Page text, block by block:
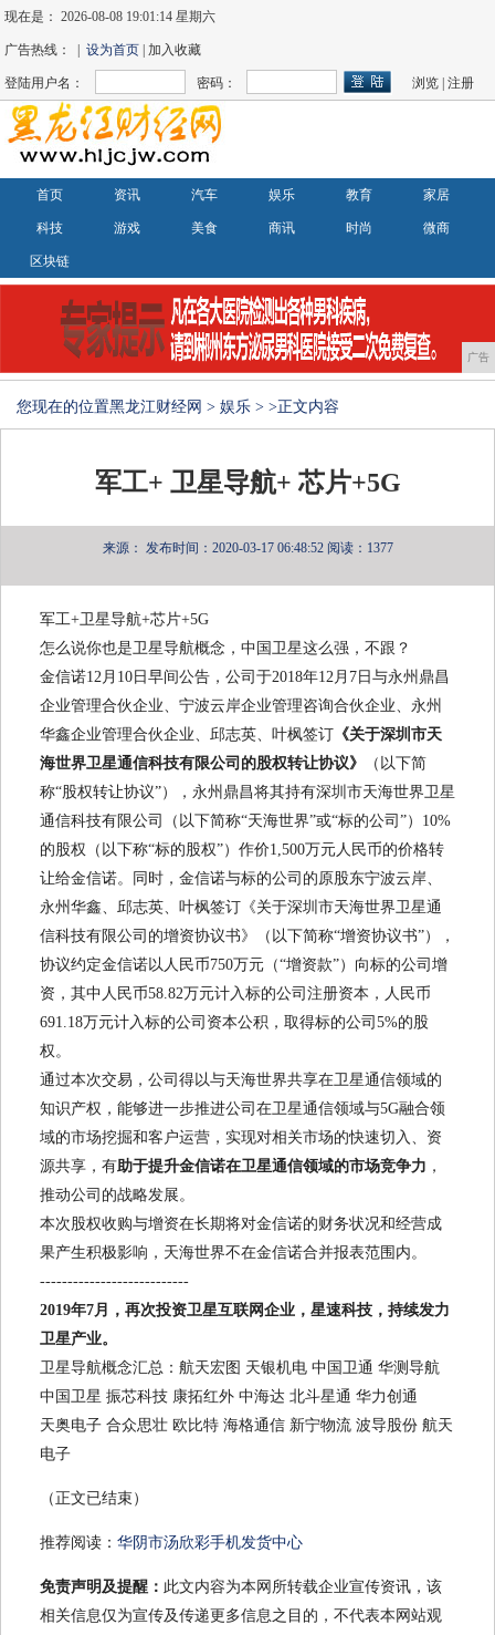
现在是：2026-08-08 19:01:14 星期六
广告热线： |设为首页 | 加入收藏
登陆用户名： 密码： 浏览 |注册
首页 资讯 汽车 娱乐 教育 家居
科技 游戏 美食 商讯 时尚 微商
区块链
广告
您现在的位置黑龙江财经网 > 娱乐 > >正文内容
军工+ 卫星导航+ 芯片+5G
来源： 发布时间：2020-03-17 06:48:52 阅读：1377
军工+卫星导航+芯片+5G
怎么说你也是卫星导航概念，中国卫星这么强，不跟？
金信诺12月10日早间公告，公司于2018年12月7日与永州鼎昌
企业管理合伙企业、宁波云岸企业管理咨询合伙企业、永州
华鑫企业管理合伙企业、邱志英、叶枫签订 《关于深圳市天
海世界卫星通信科技有限公司的股权转让协议》
（以下简
称“股权转让协议”），永州鼎昌将其持有深圳市天海世界卫星
通信科技有限公司（以下简称“天海世界”或“标的公司”）10%
的股权（以下称“标的股权”）作价1,500万元人民币的价格转
让给金信诺。同时，金信诺与标的公司的原股东宁波云岸、
永州华鑫、邱志英、叶枫签订《关于深圳市天海世界卫星通
信科技有限公司的增资协议书》（以下简称“增资协议书”），
协议约定金信诺以人民币750万元（“增资款”）向标的公司增
资，其中人民币58.82万元计入标的公司注册资本，人民币
691.18万元计入标的公司资本公积，取得标的公司5%的股
权。
通过本次交易，公司得以与天海世界共享在卫星通信领域的
知识产权，能够进一步推进公司在卫星通信领域与5G融合领
域的市场挖掘和客户运营，实现对相关市场的快速切入、资
源共享，有助于提升金信诺在卫星通信领域的市场竞争力 ，
推动公司的战略发展。
本次股权收购与增资在长期将对金信诺的财务状况和经营成
果产生积极影响，天海世界不在金信诺合并报表范围内。
---------------------------
2019年7月，再次投资卫星互联网企业，星速科技，持续发力
卫星产业。
卫星导航概念汇总：航天宏图 天银机电 中国卫通 华测导航
中国卫星 振芯科技 康拓红外 中海达 北斗星通 华力创通
天奥电子 合众思壮 欧比特 海格通信 新宁物流 波导股份 航天
电子
（正文已结束）
推荐阅读： 华阴市汤欣彩手机发货中心
免责声明及提醒： 此文内容为本网所转载企业宣传资讯，该
相关信息仅为宣传及传递更多信息之目的，不代表本网站观